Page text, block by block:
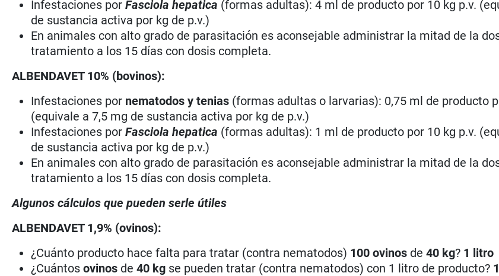
Infestaciones porFasciola hepatica (formas adultas): 4 ml de producto por 10 kg p.v.
de sustancia activa por kg de p.v.)
En animales con alto grado de parasitación es aconsejable administrar la mitad de la
tratamiento a los 15 días con dosis completa.
ALBENDAVET 10% (bovinos):
Infestaciones por nematodos y tenias (formas adultas o larvarias): 0,75 ml de producto
(equivale a 7,5 mg de sustancia activa por kg de p.v.)
Infestaciones porFasciola hepatica (formas adultas): 1 ml de producto por 10 kg p.v.
de sustancia activa por kg de p.v.)
En animales con alto grado de parasitación es aconsejable administrar la mitad de la
tratamiento a los 15 días con dosis completa.
Algunos cálculos que pueden serle útiles
ALBENDAVET 1,9% (ovinos):
¿Cuánto producto hace falta para tratar (contra nematodos) 100 ovinos de40 kg? 1 litro
¿Cuántosovinos de40 kg se pueden tratar (contra nematodos) con 1 litro de producto?